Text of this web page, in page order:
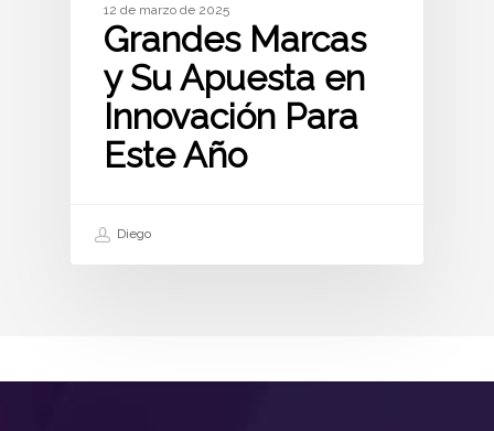
12 de marzo de 2025
Grandes Marcas
y Su Apuesta en
Innovación Para
Este Año
Diego